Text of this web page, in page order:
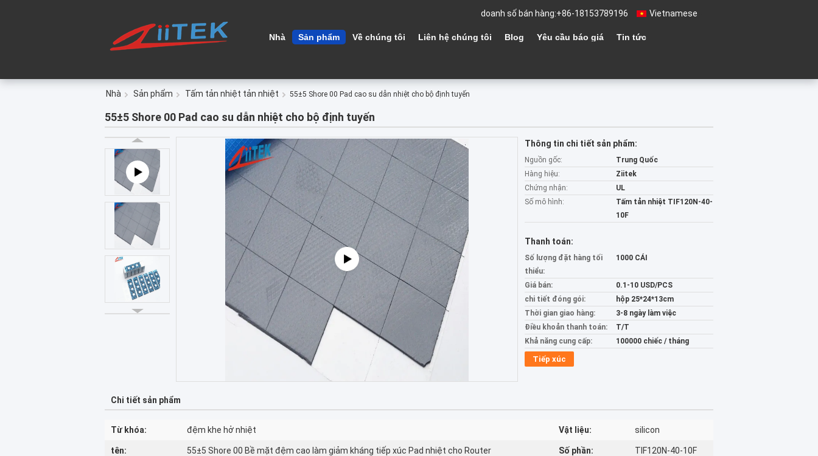
Vietnamese
doanh số bán hàng:+86-18153789196
Nhà Sản phẩm Về chúng tôi Liên hệ chúng tôi Blog Yêu cầu báo giá Tin tức
Nhà Sản phẩm Tấm tản nhiệt tản nhiệt 55±5 Shore 00 Pad cao su dẫn nhiệt cho bộ định tuyến
55±5 Shore 00 Pad cao su dẫn nhiệt cho bộ định tuyến
Thông tin chi tiết sản phẩm:
Nguồn gốc:
Trung Quốc
Hàng hiệu:
Ziitek
Chứng nhận:
UL
Số mô hình:
Tấm tản nhiệt TIF120N-40-
10F
Thanh toán:
Số lượng đặt hàng tối
thiểu:
1000 CÁI
Giá bán:
0.1-10 USD/PCS
chi tiết đóng gói:
hộp 25*24*13cm
Thời gian giao hàng:
3-8 ngày làm việc
Điều khoản thanh toán:
T/T
Khả năng cung cấp:
100000 chiếc / tháng
Tiếp xúc
Chi tiết sản phẩm
Từ khóa: đệm khe hở nhiệt Vật liệu: silicon
tên: 55±5 Shore 00 Bề mặt đệm cao làm giảm kháng tiếp xúc Pad nhiệt cho Router Số phần: TIF120N-40-10F